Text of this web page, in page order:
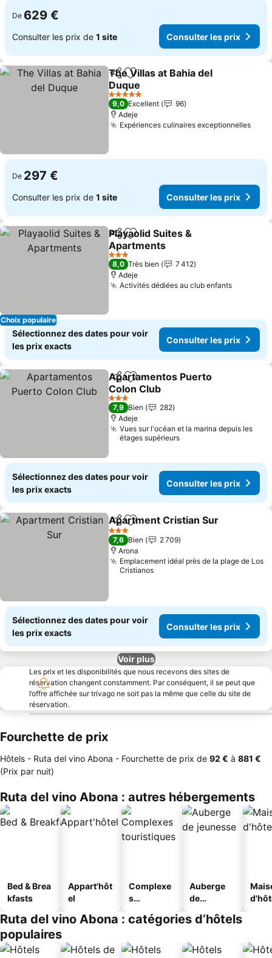
De 629 €
Consulter les prix de 1 site Consulter les prix
PartagerAjouter à mes favoris
The Villas at Bahia del
Duque
Consulter les prix
5 Étoiles
9,0 Excellent
96
Adeje
Expériences culinaires exceptionnelles
De 297 €
Consulter les prix de 1 site Consulter les prix
Choix populaire
PartagerAjouter à mes favoris
Playaolid Suites &
Apartments
Consulter les prix
3 Étoiles
8,0 Très bien
7 412
Adeje
Activités dédiées au club enfants
Sélectionnez des dates pour voir
les prix exacts
Consulter les prix
PartagerAjouter à mes favoris
Apartamentos Puerto
Colon Club
Consulter les prix
3 Étoiles
7,9 Bien
282
Adeje
Vues sur l'océan et la marina depuis les
étages supérieurs
Sélectionnez des dates pour voir
les prix exacts
Consulter les prix
PartagerAjouter à mes favoris
Apartment Cristian Sur
3 Étoiles
7,6 Bien
2 709
Arona
Emplacement idéal près de la plage de Los
Cristianos
Sélectionnez des dates pour voir
les prix exacts
Consulter les prix
Voir plus
Les prix et les disponibilités que nous recevons des sites de
réservation changent constamment. Par conséquent, il se peut que
l’offre affichée sur trivago ne soit pas la même que celle du site de
réservation.
Fourchette de prix
Hôtels - Ruta del vino Abona - Fourchette de prix de ‎92 € à ‎881 €
(Prix par nuit)
Ruta del vino Abona : autres hébergements
Bed & Brea
kfasts
Appart'hôt
el
Complexe
s
s
Auberge
de
Ruta del vino Abona : catégories d’hôtels
populaires